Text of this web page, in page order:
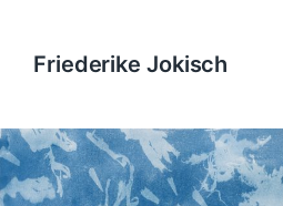
Friederike Jokisch